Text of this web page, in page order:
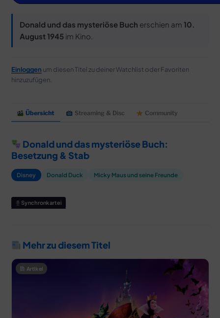
DEALS
MEIN HQ
Donald und das mysteriöse Buch erschien am 10.
August 1945im Kino.
Einloggen um diesen Titel zu deiner Watchlist oder Favoriten
hinzuzufügen.
Übersicht Streaming & Disc Community
Donald und das mysteriöse Buch:
Besetzung & Stab
Disney Donald Duck Micky Maus und seine Freunde
Synchronkartei
Mehr zu diesem Titel
Artikel